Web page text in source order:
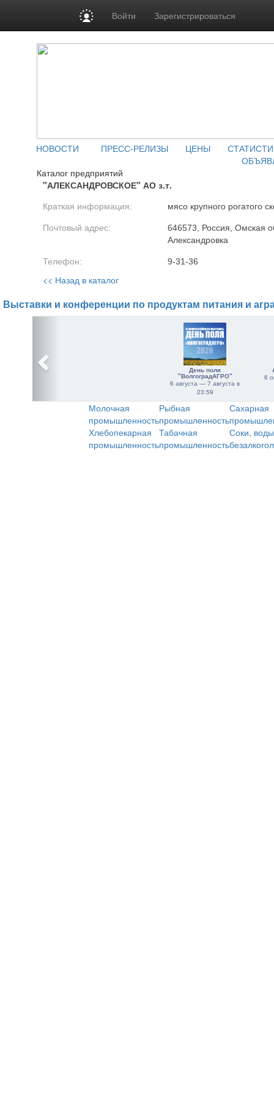
Войти Зарегистрироваться
НОВОСТИ ПРЕСС-РЕЛИЗЫ ЦЕНЫ
Каталог предприятий
"АЛЕКСАНДРОВСКОЕ" АО з.т.
Краткая информация: мясо крупного рогатого
Почтовый адрес:
646573, Россия, Омская
Александровка
Телефон: 9-31-36
<< Назад в каталог
Выставки и конференции по продуктам питания и
День поля
"ВолгоградАГРО"
6 августа — 7 августа в
23:59
6
Молочная
промышленность
Рыбная
промышленность
Сахарная
Хлебопекарная
промышленность
Табачная
промышленность
Соки,